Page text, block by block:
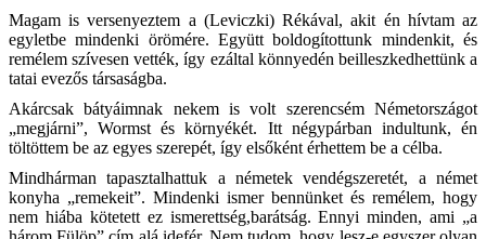
Magam is versenyeztem a (Leviczki) Rékával, akit én hívtam az
egyletbe mindenki örömére. Együtt boldogítottunk mindenkit, és
remélem szívesen vették, így ezáltal könnyedén beilleszkedhettünk a
tatai evezős társaságba.
Akárcsak bátyáimnak nekem is volt szerencsém Németországot
„megjárni”, Wormst és környékét. Itt négypárban indultunk, én
töltöttem be az egyes szerepét, így elsőként érhettem be a célba.
Mindhárman tapasztalhattuk a németek vendégszeretét, a német
konyha „remekeit”. Mindenki ismer bennünket és remélem, hogy
nem hiába kötetett ez ismerettség,barátság. Ennyi minden, ami „a